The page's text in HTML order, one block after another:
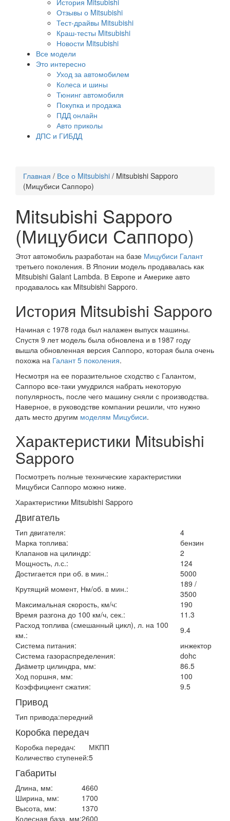
История Mitsubishi
Отзывы о Mitsubishi
Тест-драйвы Mitsubishi
Краш-тесты Mitsubishi
Новости Mitsubishi
Все модели
Это интересно
Уход за автомобилем
Колеса и шины
Тюнинг автомобиля
Покупка и продажа
ПДД онлайн
Авто приколы
ДПС и ГИБДД
Главная / Все о Mitsubishi / Mitsubishi Sapporo
(Мицубиси Саппоро)
Mitsubishi Sapporo
(Мицубиси Саппоро)
Этот автомобиль разработан на базе Мицубиси Галант
третьего поколения. В Японии модель продавалась как
Mitsubishi Galant Lambda. В Европе и Америке авто
продавалось как Mitsubishi Sapporo.
История Mitsubishi Sapporo
Начиная с 1978 года был налажен выпуск машины.
Спустя 9 лет модель была обновлена и в 1987 году
вышла обновленная версия Саппоро, которая была очень
похожа на Галант 5 поколения.
Несмотря на ее поразительное сходство с Галантом,
Саппоро все-таки умудрился набрать некоторую
популярность, после чего машину сняли с производства.
Наверное, в руководстве компании решили, что нужно
дать место другим моделям Мицубиси.
Характеристики Mitsubishi
Sapporo
Посмотреть полные технические характеристики
Мицубиси Саппоро можно ниже.
Характеристики Mitsubishi Sapporo
Двигатель
Тип двигателя:
4
Марка топлива:
бензин
Клапанов на цилиндр:
2
Мощность, л.с.:
124
Достигается при об. в мин.:
5000
Крутящий момент, Нм/об. в мин.:
189 /
3500
Максимальная скорость, км/ч:
190
Время разгона до 100 км/ч, сек.:
11.3
Расход топлива (смешанный цикл), л. на 100
км.:
9.4
Система питания:
инжектор
Система газораспределения:
dohc
Диaметр цилиндра, мм:
86.5
Ход поршня, мм:
100
Коэффициент сжатия:
9.5
Привод
Тип привода:передний
Коробка передач
Коробка передач:
МКПП
Количество ступеней:5
Габариты
Длина, мм:
4660
Ширина, мм:
1700
Высота, мм:
1370
Колесная база, мм:2600